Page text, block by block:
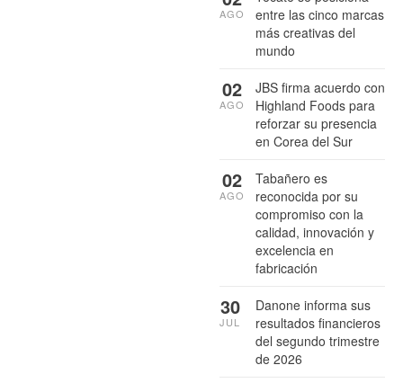
entre las cinco marcas
más creativas del
mundo
AGO
JBS firma acuerdo con
Highland Foods para
reforzar su presencia
en Corea del Sur
02
AGO
Tabañero es
reconocida por su
compromiso con la
calidad, innovación y
excelencia en
fabricación
02
AGO
Danone informa sus
resultados financieros
del segundo trimestre
de 2026
30
JUL